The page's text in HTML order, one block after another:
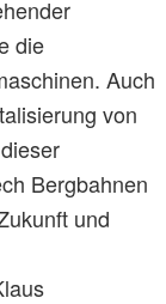
die
Auch
von
Bergbahnen
und